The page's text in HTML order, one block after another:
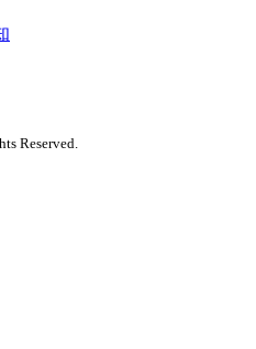
Reserved.